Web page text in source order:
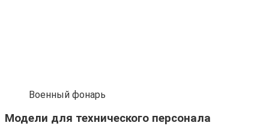
Военный фонарь
Модели для технического персонала